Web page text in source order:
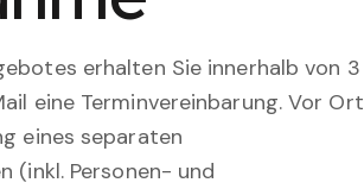
erhalten Sie innerhalb von 3
eine Terminvereinbarung. Vor Ort
eines separaten
(inkl. Personen- und